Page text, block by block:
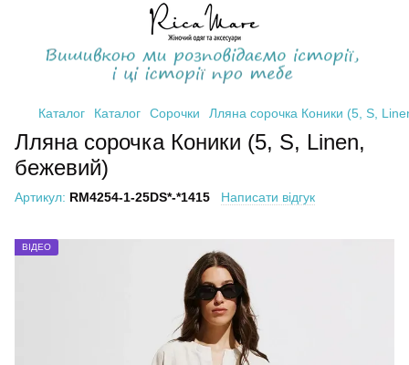
Каталог Каталог Сорочки Лляна сорочка Коники (5, S,
Лляна сорочка Коники (5, S, Linen,
бежевий)
Артикул: RM4254-1-25DS*-*1415 Написати відгук
ВІДЕО